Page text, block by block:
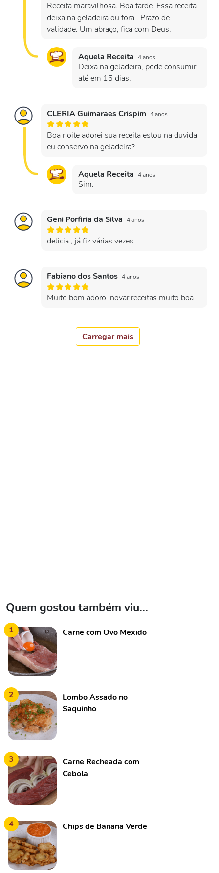
Receita maravilhosa. Boa tarde. Essa receita
deixa na geladeira ou fora . Prazo de
validade. Um abraço, fica com Deus.
Aquela Receita 4 anos
Deixa na geladeira, pode consumir
até em 15 dias.
CLERIA Guimaraes Crispim 4 anos
Boa noite adorei sua receita estou na duvida
eu conservo na geladeira?
Aquela Receita 4 anos
Sim.
Geni Porfiria da Silva 4 anos
delicia , já fiz várias vezes
Fabiano dos Santos 4 anos
Muito bom adoro inovar receitas muito boa
Carregar mais
Quem gostou também viu...
1 Carne com Ovo Mexido
2
Lombo Assado no
Saquinho
3
Carne Recheada com
Cebola
4 Chips de Banana Verde